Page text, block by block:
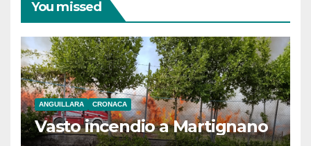
You missed
ANGUILLARA CRONACA
Vasto incendio a Martignano